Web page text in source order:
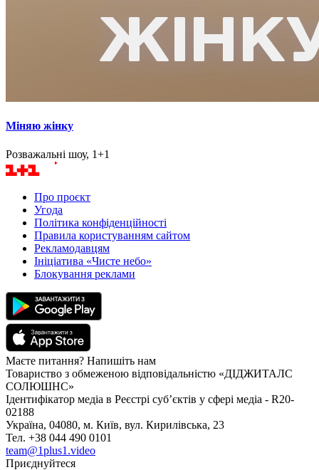
Міняю жінку
Розважальні шоу, 1+1
Про проєкт
Угода
Політика конфіденційності
Правила користуванням сайтом
Рекламодавцям
Ініціатива «Чисте небо»
Блокування реклами
Маєте питання? Напишіть нам
Товариство з обмеженою відповідальністю «ДІДЖИТАЛС
СОЛЮШНС»
Ідентифікатор медіа в Реєстрі суб’єктів у сфері медіа - R20-
02188
Україна, 04080, м. Київ, вул. Кирилівська, 23
Тел. +38 044 490 0101
team@1plus1.video
Приєднуйтеся